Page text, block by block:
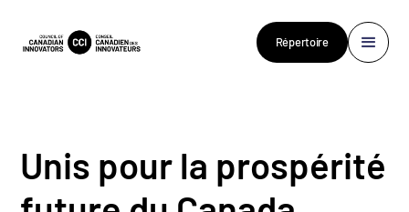
Répertoire
Unis pour la prospérité